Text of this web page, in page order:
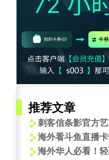
推荐文章
海外看斗鱼直播